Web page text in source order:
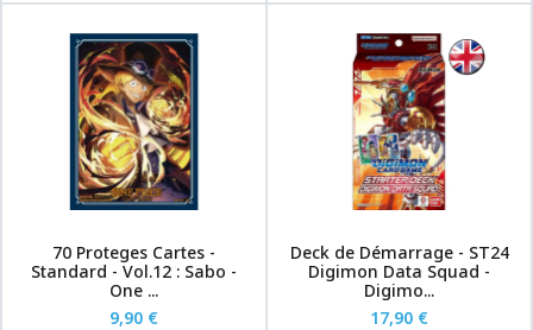
70 Proteges Cartes -
Standard - Vol.12 : Sabo -
One ...
9,90 €
Deck de Démarrage - ST24
Digimon Data Squad -
Digimo...
17,90 €